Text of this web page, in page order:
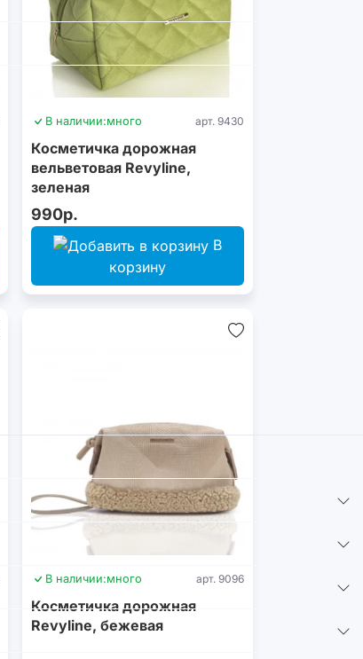
В наличии:много арт. 9430
Косметичка дорожная
вельветовая Revyline,
зеленая
990р.
В
корзину
В наличии:много арт. 9096
Косметичка дорожная
Revyline, бежевая